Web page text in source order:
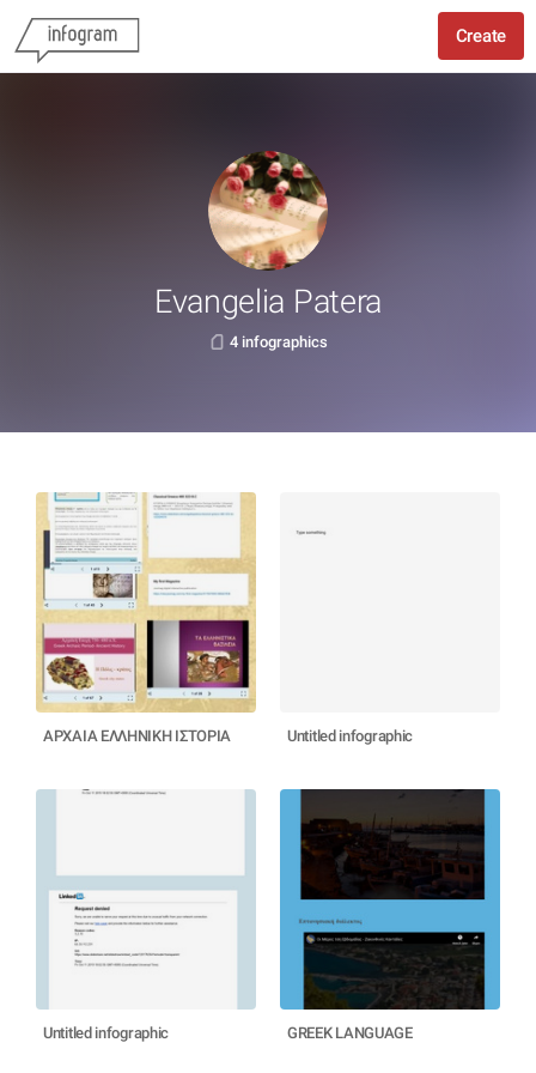
Create
Evangelia Patera
4 infographics
ΑΡΧΑΙΑ ΕΛΛΗΝΙΚΗ ΙΣΤΟΡΙΑ Untitled infographic
Untitled infographic GREEK LANGUAGE